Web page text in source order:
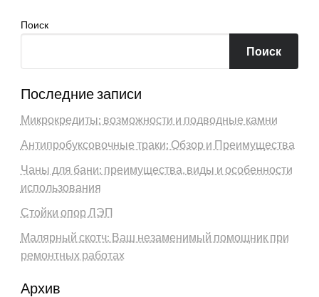
Поиск
Поиск
Последние записи
Микрокредиты: возможности и подводные камни
Антипробуксовочные траки: Обзор и Преимущества
Чаны для бани: преимущества, виды и особенности
использования
Стойки опор ЛЭП
Малярный скотч: Ваш незаменимый помощник при
ремонтных работах
Архив